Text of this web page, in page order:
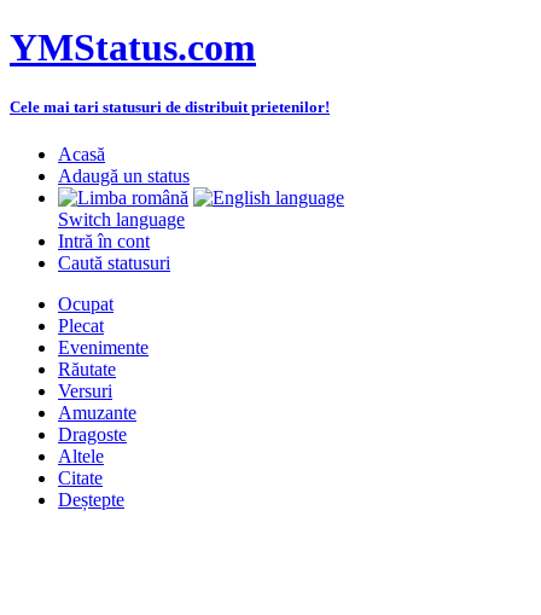
YMStatus.com
Cele mai tari statusuri de distribuit prietenilor!
Acasă
Adaugă un status
Switch language
Intră în cont
Caută statusuri
Ocupat
Plecat
Evenimente
Răutate
Versuri
Amuzante
Dragoste
Altele
Citate
Deștepte